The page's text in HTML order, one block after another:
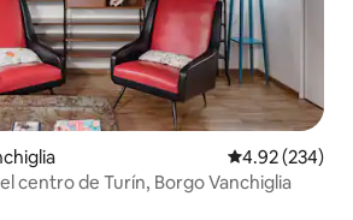
Calificación
4.92 (234)
centro de Turín, Borgo Vanchiglia